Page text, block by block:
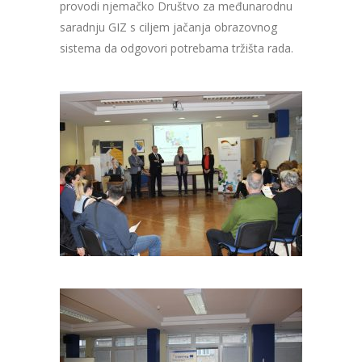
provodi njemačko Društvo za međunarodnu
saradnju GIZ s ciljem jačanja obrazovnog
sistema da odgovori potrebama tržišta rada.